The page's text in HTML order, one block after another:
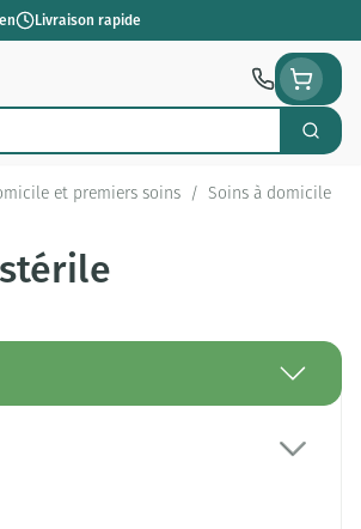
Livraison rapide
et premiers soins / Soins à domicile